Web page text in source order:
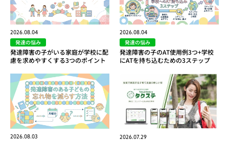
2026.08.04
発達の悩み
発達障害の子がいる家庭が学校に配
慮を求めやすくする3つのポイント
2026.08.04
発達の悩み
発達障害の子のAT使用例3つ+学校
にATを持ち込むための3ステップ
2026.08.03 2026.07.29